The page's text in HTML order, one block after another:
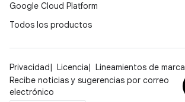
Google Cloud Platform
Todos los productos
Privacidad Licencia Lineamientos de marca
Recibe noticias y sugerencias por correo
electrónico